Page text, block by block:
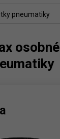
pneumatiky
osobné